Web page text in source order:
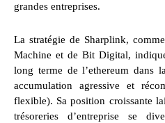
grandes entreprises.
La stratégie de Sharplink,
Machine et de Bit Digital,
long terme de l’ethereum dans
accumulation agressive et
flexible). Sa position croissante
trésoreries d’entreprise se